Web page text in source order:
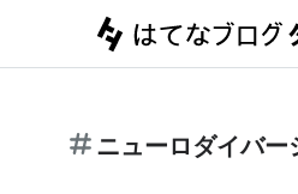
ニューロダイバー